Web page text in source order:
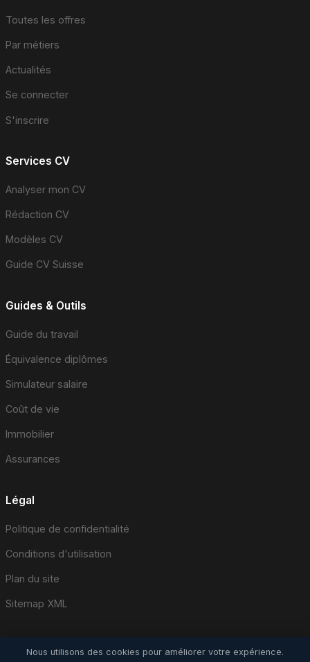
Toutes les offres
Par métiers
Actualités
Se connecter
S'inscrire
Services CV
Analyser mon CV
Rédaction CV
Modèles CV
Guide CV Suisse
Guides & Outils
Guide du travail
Équivalence diplômes
Simulateur salaire
Coût de vie
Immobilier
Assurances
Légal
Politique de confidentialité
Conditions d'utilisation
Plan du site
Sitemap XML
Nous utilisons des cookies pour améliorer votre expérience.